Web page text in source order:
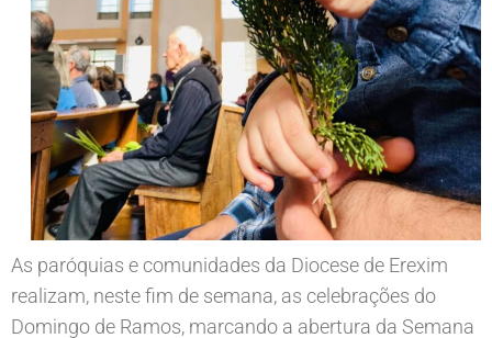
As paróquias e comunidades da Diocese de Erexim
realizam, neste fim de semana, as celebrações do
Domingo de Ramos, marcando a abertura da Semana